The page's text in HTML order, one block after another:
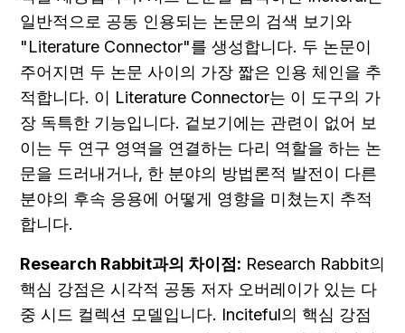
일반적으로 공동 인용되는 논문의 검색 보기와
"Literature Connector"를 생성합니다. 두 논문이
주어지면 두 논문 사이의 가장 짧은 인용 체인을 추
적합니다. 이 Literature Connector는 이 도구의 가
장 독특한 기능입니다. 겉보기에는 관련이 없어 보
이는 두 연구 영역을 연결하는 다리 역할을 하는 논
문을 드러내거나, 한 분야의 방법론적 발전이 다른
분야의 후속 응용에 어떻게 영향을 미쳤는지 추적
합니다.
Research Rabbit과의 차이점: Research Rabbit의
핵심 강점은 시각적 공동 저자 오버레이가 있는 다
중 시드 컬렉션 모델입니다. Inciteful의 핵심 강점